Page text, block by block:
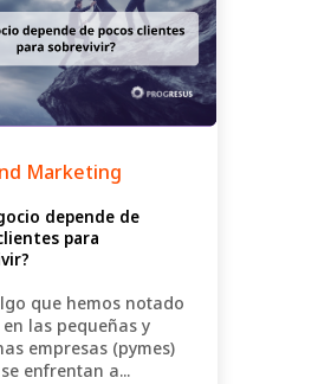
Marketing
depende de
para
que hemos notado
las pequeñas y
empresas (pymes)
enfrentan a...